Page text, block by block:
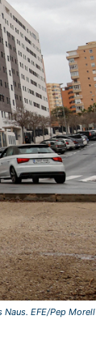
EFE/Pep Morell